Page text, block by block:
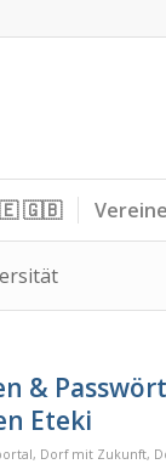
🇬🇧
&
Eteki
, Dorf mit Zukunft,